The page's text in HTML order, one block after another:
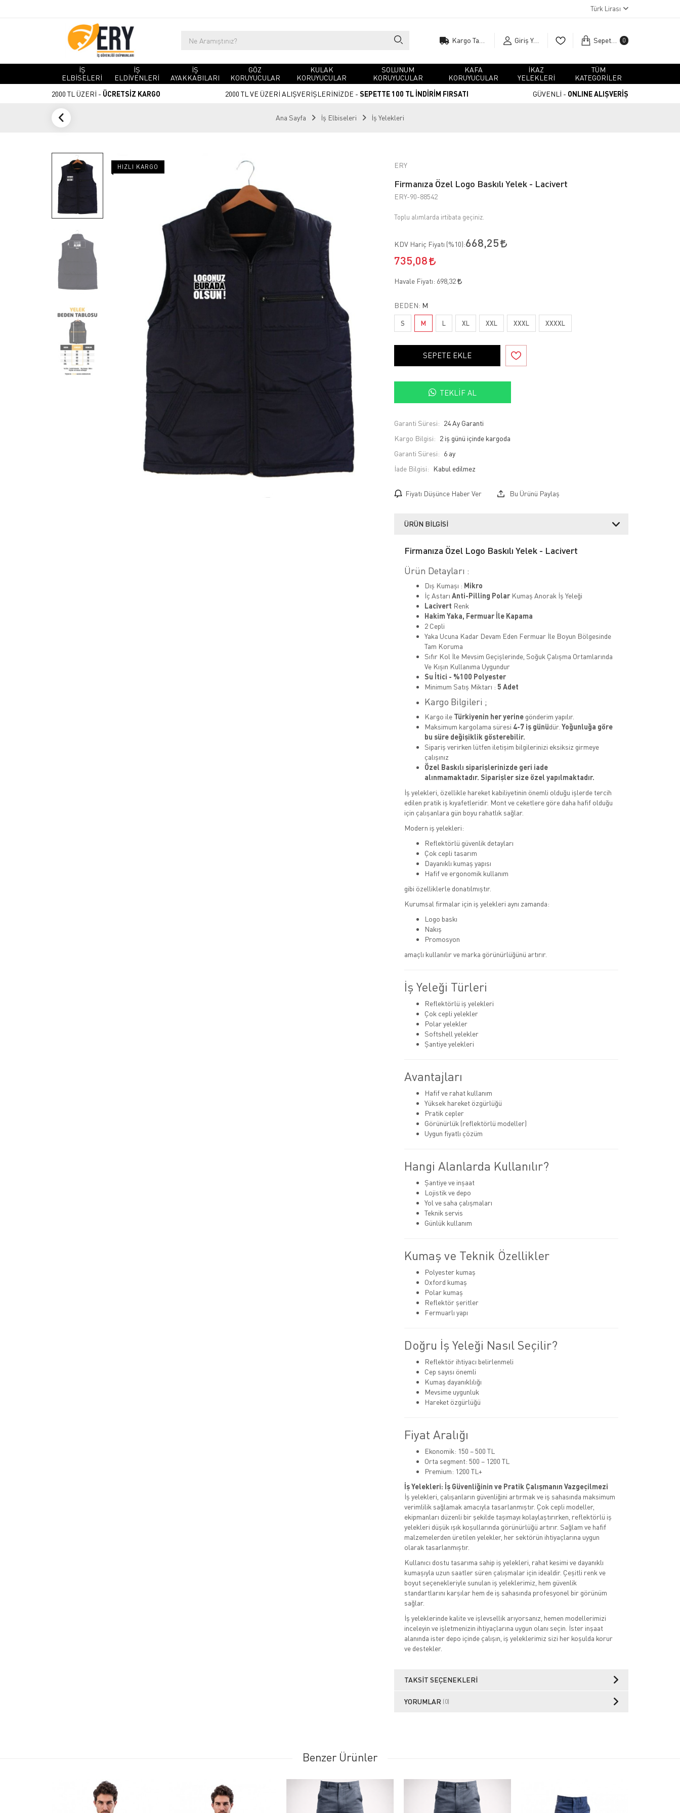
Türk Lirası
Giriş Yap Sepetim 0
İŞ
ELBİSELERİ
İŞ
ELDİVENLERİ
İŞ
AYAKKABILARI
GÖZ
KORUYUCULAR
KULAK
KORUYUCULAR
SOLUNUM
KORUYUCULAR
KAFA
KORUYUCULAR
İKAZ
YELEKLERİ
TÜM
KATEGORİLER
2000 TL ÜZERİ - ÜCRETSİZ KARGO 2000 TL VE ÜZERİ ALIŞVERİŞLERİNİZDE - SEPETTE 100 TL İNDİRİM FIRSATI GÜVENLİ - ONLINE ALIŞVERİŞ
Ana Sayfa İş Elbiseleri İş Yelekleri
HIZLI KARGO ERY
Firmanıza Özel Logo Baskılı Yelek - Lacivert
ERY-90-88542
Toplu alımlarda irtibata geçiniz.
KDV Hariç Fiyatı (%10):668,25
735,08
Havale Fiyatı: 698,32
BEDEN: M
S M L XL XXL XXXL XXXXL
SEPETE EKLE
TEKLIF AL
Garanti Süresi: 24 Ay Garanti
Kargo Bilgisi: 2 iş günü içinde kargoda
Garanti Süresi: 6 ay
İade Bilgisi:
Fiyatı Düşünce Haber Ver Bu Ürünü Paylaş
ÜRÜN BILGISI
Firmanıza Özel Logo Baskılı Yelek - Lacivert
Ürün Detayları :
Dış Kumaşı : Mikro
İç Astarı Anti-Pilling PolarKumaş Anorak İş Yeleği
Lacivert Renk
Hakim Yaka, Fermuar İle Kapama
2 Cepli
Yaka Ucuna Kadar Devam Eden Fermuar İle Boyun Bölgesinde
Tam Koruma
Sıfır Kol İle Mevsim Geçişlerinde, Soğuk Çalışma Ortamlarında
Ve Kışın Kullanıma Uygundur
Su İtici - %100 Polyester
Minimum Satış Miktarı : 5 Adet
Kargo Bilgileri ;
Kargo ile Türkiyenin her yerinegönderim yapılır.
Maksimum kargolama süresi 4-7 iş günüdür. Yoğunluğa göre
bu süre değişiklik gösterebilir.
Sipariş verirken lütfen iletişim bilgilerinizi eksiksiz girmeye
çalışınız
Özel Baskılı siparişlerinizde geri iade
alınmamaktadır. Siparişler size özel yapılmaktadır.
İş yelekleri, özellikle hareket kabiliyetinin önemli olduğu işlerde tercih
edilen pratik iş kıyafetleridir. Mont ve ceketlere göre daha hafif olduğu
için çalışanlara gün boyu rahatlık sağlar.
Modern iş yelekleri:
Reflektörlü güvenlik detayları
Çok cepli tasarım
Dayanıklı kumaş yapısı
Hafif ve ergonomik kullanım
gibi özelliklerle donatılmıştır.
Kurumsal firmalar için iş yelekleri aynı zamanda:
Logo baskı
Nakış
Promosyon
amaçlı kullanılır ve marka görünürlüğünü artırır.
İş Yeleği Türleri
Reflektörlü iş yelekleri
Çok cepli yelekler
Polar yelekler
Softshell yelekler
Şantiye yelekleri
Avantajları
Hafif ve rahat kullanım
Yüksek hareket özgürlüğü
Pratik cepler
Görünürlük (reflektörlü modeller)
Uygun fiyatlı çözüm
Hangi Alanlarda Kullanılır?
Şantiye ve inşaat
Lojistik ve depo
Yol ve saha çalışmaları
Teknik servis
Günlük kullanım
Kumaş ve Teknik Özellikler
Polyester kumaş
Oxford kumaş
Polar kumaş
Reflektör şeritler
Fermuarlı yapı
Doğru İş Yeleği Nasıl Seçilir?
Reflektör ihtiyacı belirlenmeli
Cep sayısı önemli
Kumaş dayanıklılığı
Mevsime uygunluk
Hareket özgürlüğü
Fiyat Aralığı
Ekonomik: 150 – 500 TL
Orta segment: 500 – 1200 TL
Premium: 1200 TL+
İş Yelekleri: İş Güvenliğinin ve Pratik Çalışmanın Vazgeçilmezi
İş yelekleri, çalışanların güvenliğini artırmak ve iş sahasında maksimum
verimlilik sağlamak amacıyla tasarlanmıştır. Çok cepli modeller,
ekipmanları düzenli bir şekilde taşımayı kolaylaştırırken, reflektörlü iş
yelekleri düşük ışık koşullarında görünürlüğü artırır. Sağlam ve hafif
malzemelerden üretilen yelekler, her sektörün ihtiyaçlarına uygun
olarak tasarlanmıştır.
Kullanıcı dostu tasarıma sahip iş yelekleri, rahat kesimi ve dayanıklı
kumaşıyla uzun saatler süren çalışmalar için idealdir. Çeşitli renk ve
boyut seçenekleriyle sunulan iş yeleklerimiz, hem güvenlik
standartlarını karşılar hem de iş sahasında profesyonel bir görünüm
sağlar.
İş yeleklerinde kalite ve işlevsellik arıyorsanız, hemen modellerimizi
inceleyin ve işletmenizin ihtiyaçlarına uygun olanı seçin. İster inşaat
alanında ister depo içinde çalışın, iş yeleklerimiz sizi her koşulda korur
ve destekler.
TAKSIT SEÇENEKLERI
YORUMLAR (0)
Benzer Ürünler